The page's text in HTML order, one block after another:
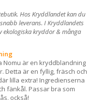
Hos Kryddlandet kan du
leverans. I Kryddlandets
ekologiska kryddor & många
Nomu är en kryddblandning
Detta är en fyllig, fräsch och
lilla extra! Ingredienserna
fänkål. Passar bra som
också!